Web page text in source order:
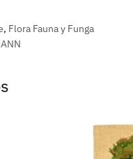
, Flora Fauna y Funga